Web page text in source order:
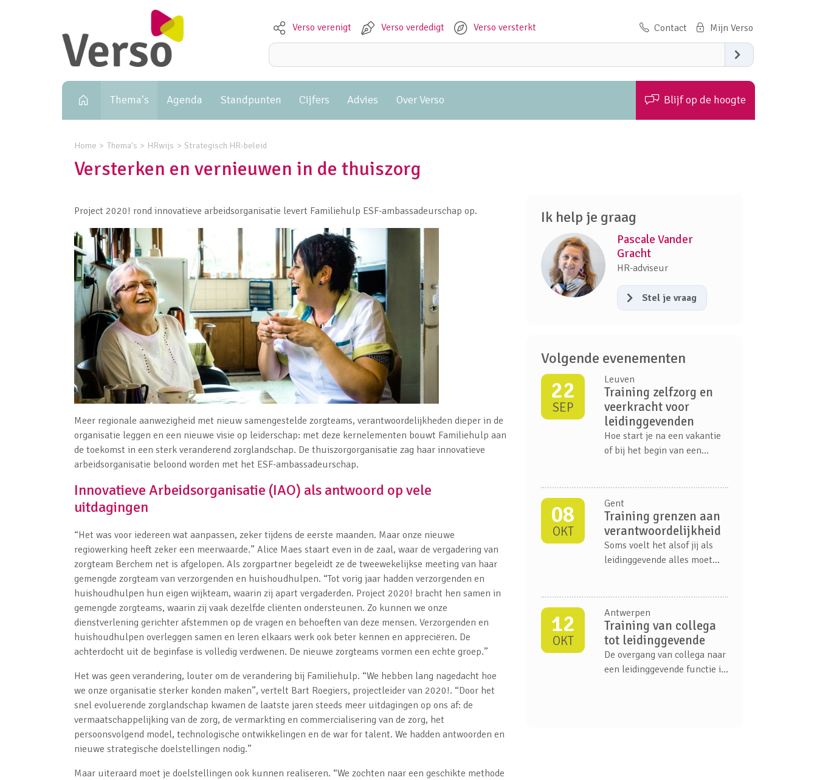
Meta navigation
Verso verenigt Verso verdedigt Verso versterkt
Contact
Zoeken:
Zoeken
Primary navigation
Thema's Agenda Standpunten Cijfers Advies Over Verso Blijf op de hoogte
Home Thema's HRwijs Strategisch HR-beleid
Versterken en vernieuwen in de thuiszorg
Project 2020! rond innovatieve arbeidsorganisatie levert Familiehulp ESF-ambassadeurschap op.
Meer regionale aanwezigheid met nieuw samengestelde zorgteams, verantwoordelijkheden dieper in de
organisatie leggen en een nieuwe visie op leiderschap: met deze kernelementen bouwt Familiehulp aan
de toekomst in een sterk veranderend zorglandschap. De thuiszorgorganisatie zag haar innovatieve
arbeidsorganisatie beloond worden met het ESF-ambassadeurschap.
Innovatieve Arbeidsorganisatie (IAO) als antwoord op vele
uitdagingen
“Het was voor iedereen wat aanpassen, zeker tijdens de eerste maanden. Maar onze nieuwe
regiowerking heeft zeker een meerwaarde.” Alice Maes staart even in de zaal, waar de vergadering van
zorgteam Berchem net is afgelopen. Als zorgpartner begeleidt ze de tweewekelijkse meeting van haar
gemengde zorgteam van verzorgenden en huishoudhulpen. “Tot vorig jaar hadden verzorgenden en
huishoudhulpen hun eigen wijkteam, waarin zij apart vergaderden. Project 2020! bracht hen samen in
gemengde zorgteams, waarin zij vaak dezelfde cliënten ondersteunen. Zo kunnen we onze
dienstverlening gerichter afstemmen op de vragen en behoeften van deze mensen. Verzorgenden en
huishoudhulpen overleggen samen en leren elkaars werk ook beter kennen en appreciëren. De
achterdocht uit de beginfase is volledig verdwenen. De nieuwe zorgteams vormen een echte groep.”
Het was geen verandering, louter om de verandering bij Familiehulp. “We hebben lang nagedacht hoe
we onze organisatie sterker konden maken”, vertelt Bart Roegiers, projectleider van 2020!. “Door het
snel evoluerende zorglandschap kwamen de laatste jaren steeds meer uitdagingen op ons af: de
vermaatschappelijking van de zorg, de vermarkting en commercialisering van de zorg, het
persoonsvolgend model, technologische ontwikkelingen en de war for talent. We hadden antwoorden en
nieuwe strategische doelstellingen nodig.”
Maar uiteraard moet je doelstellingen ook kunnen realiseren. “We zochten naar een geschikte methode
Ik help je graag
Pascale Vander
Gracht
HR-adviseur
Stel je vraag
Volgende evenementen
22
SEP
Leuven
Training zelfzorg en
veerkracht voor
leidinggevenden
Hoe start je na een vakantie
of bij het begin van een
inspirerende vorming
ontdekken leidinggevenden
hoe ze hun eigen veerkracht
kunnen versterken en die van
hun team.
08
OKT
Gent
Training grenzen aan
verantwoordelijkheid
Soms voelt het alsof jij als
leidinggevende alles moet
12
OKT
Antwerpen
Training van collega
tot leidinggevende
De overgang van collega naar
een leidinggevende functie in